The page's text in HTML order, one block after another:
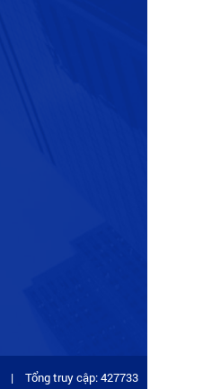
| Tổng truy cập: 427733